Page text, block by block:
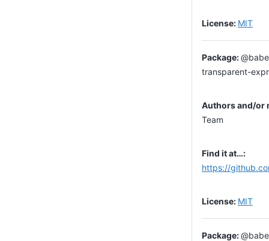
MIT
transparent-
Team
https://
MIT